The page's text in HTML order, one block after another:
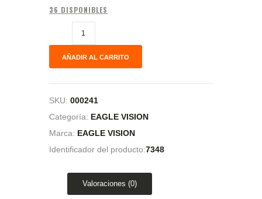
36 DISPONIBLES
AÑADIR AL CARRITO
SKU: 000241
Categoría: EAGLE VISION
Marca: EAGLE VISION
Identificador del producto:7348
Valoraciones (0)